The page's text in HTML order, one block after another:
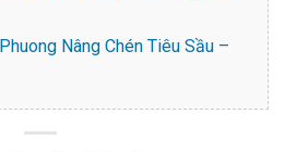
Nâng Chén Tiêu Sầu –